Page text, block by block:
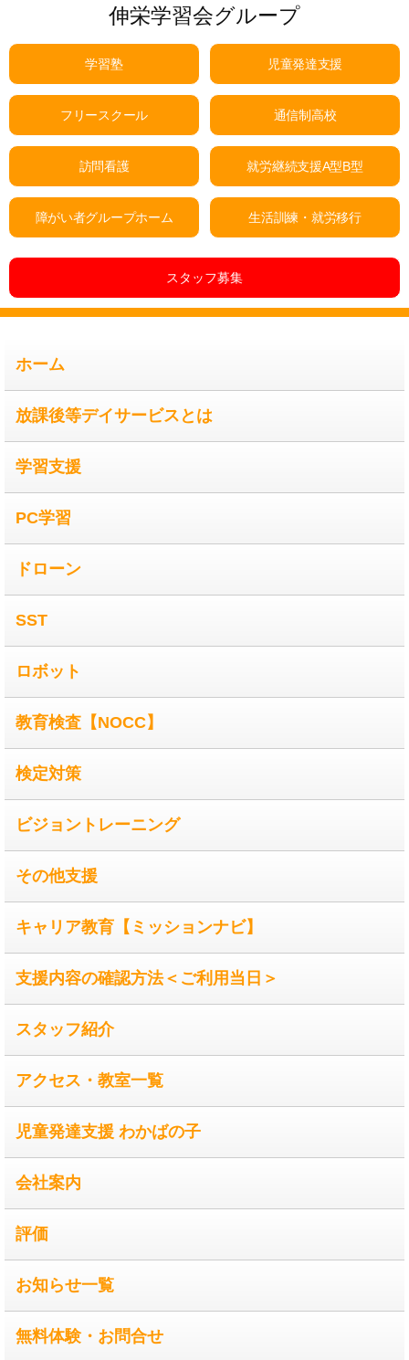
伸栄学習会グループ
学習塾 児童発達支援
フリースクール 通信制高校
訪問看護 就労継続支援A型B型
障がい者グループホーム 生活訓練・就労移行
スタッフ募集
ホーム
放課後等デイサービスとは
学習支援
PC学習
ドローン
SST
ロボット
教育検査【NOCC】
検定対策
ビジョントレーニング
その他支援
キャリア教育【ミッションナビ】
支援内容の確認方法＜ご利用当日＞
スタッフ紹介
アクセス・教室一覧
児童発達支援 わかばの子
会社案内
評価
お知らせ一覧
無料体験・お問合せ